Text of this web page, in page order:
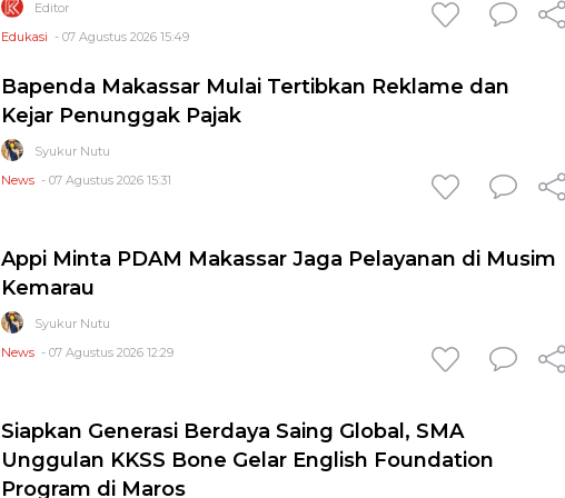
Editor
Edukasi - 07 Agustus 2026 15:49
Bapenda Makassar Mulai Tertibkan Reklame dan
Kejar Penunggak Pajak
Syukur Nutu
News - 07 Agustus 2026 15:31
Appi Minta PDAM Makassar Jaga Pelayanan di Musim
Kemarau
Syukur Nutu
News - 07 Agustus 2026 12:29
Siapkan Generasi Berdaya Saing Global, SMA
Unggulan KKSS Bone Gelar English Foundation
Program di Maros